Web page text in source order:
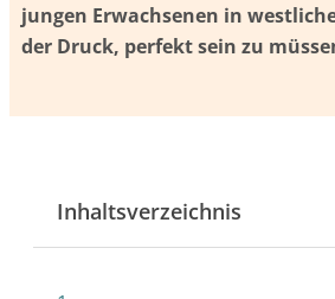
jungen Erwachsenen in
der Druck, perfekt sein zu
Inhaltsverzeichnis